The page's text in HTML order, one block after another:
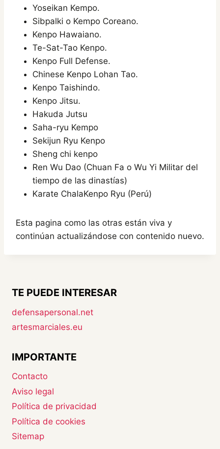
Yoseikan Kempo.
Sibpalki o Kempo Coreano.
Kenpo Hawaiano.
Te-Sat-Tao Kenpo.
Kenpo Full Defense.
Chinese Kenpo Lohan Tao.
Kenpo Taishindo.
Kenpo Jitsu.
Hakuda Jutsu
Saha-ryu Kempo
Sekijun Ryu Kenpo
Sheng chi kenpo
Ren Wu Dao (Chuan Fa o Wu Yi Militar del
tiempo de las dinastías)
Karate ChalaKenpo Ryu (Perú)
Esta pagina como las otras están viva y
continúan actualizándose con contenido nuevo.
TE PUEDE INTERESAR
defensapersonal.net
artesmarciales.eu
IMPORTANTE
Contacto
Aviso legal
Política de privacidad
Política de cookies
Sitemap